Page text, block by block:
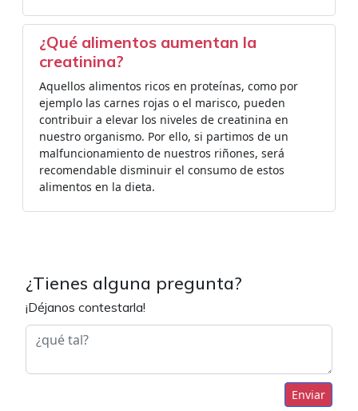
¿Qué alimentos aumentan la
creatinina?
Aquellos alimentos ricos en proteínas, como por
ejemplo las carnes rojas o el marisco, pueden
contribuir a elevar los niveles de creatinina en
nuestro organismo. Por ello, si partimos de un
malfuncionamiento de nuestros riñones, será
recomendable disminuir el consumo de estos
alimentos en la dieta.
¿Tienes alguna pregunta?
¡Déjanos contestarla!
Enviar